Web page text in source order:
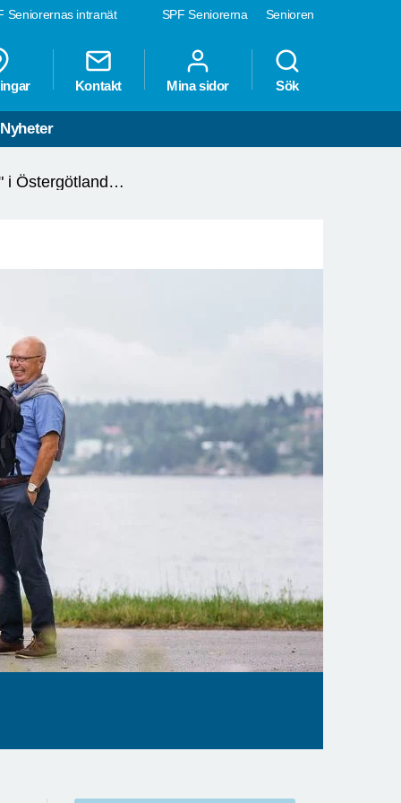
SPF Seniorerna Senioren
Seniorernas intranät
Kontakt Mina sidor Sök
Nyheter
Vi åker på en "aptitrunda" i Östergötland - torsdag 27 augusti